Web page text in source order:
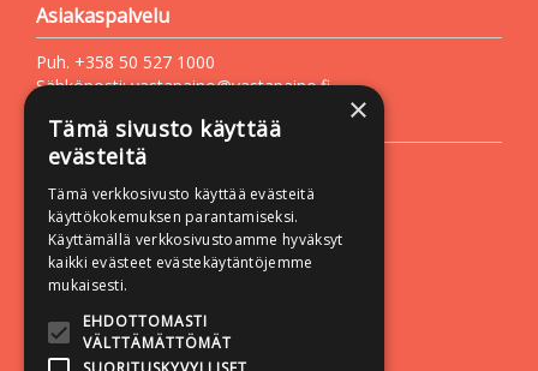
Asiakaspalvelu
Puh. +358 50 527 1000
Sähköposti:vastapaino@vastapaino.fi
Lisätietoa
Toimitusehdot
Käyttöohjeet
Tietosuojaseloste
Saavutettavuusseloste
×
Tämä sivusto käyttää
evästeitä
Tämä verkkosivusto käyttää evästeitä
käyttökokemuksen parantamiseksi.
Käyttämällä verkkosivustoamme hyväksyt
kaikki evästeet evästekäytäntöjemme
mukaisesti.
EHDOTTOMASTI
VÄLTTÄMÄTTÖMÄT